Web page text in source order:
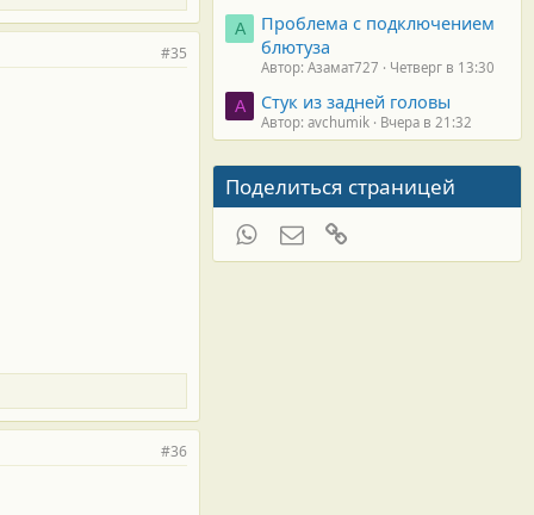
#35
#36
А
Проблема с подключением
блютуза
Автор: Азамат727 Четверг в 13:30
A Стук из задней головы
Автор: avchumik Вчера в 21:32
Поделиться страницей
WhatsAppЭлектронная почта